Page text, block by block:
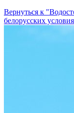
Вернуться к
белорусских